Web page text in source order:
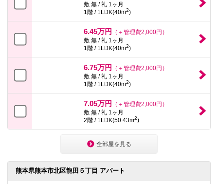
敷 無 / 礼 1ヶ月
1階 / 1LDK(40m2)
6.45万円
（＋管理費2,000円）
敷 無 / 礼 1ヶ月
1階 / 1LDK(40m2)
6.75万円
（＋管理費2,000円）
敷 無 / 礼 1ヶ月
1階 / 1LDK(40m2)
7.05万円
（＋管理費2,000円）
敷 無 / 礼 1ヶ月
2階 / 1LDK(50.43m2)
全部屋を見る
熊本県熊本市北区龍田５丁目 アパート